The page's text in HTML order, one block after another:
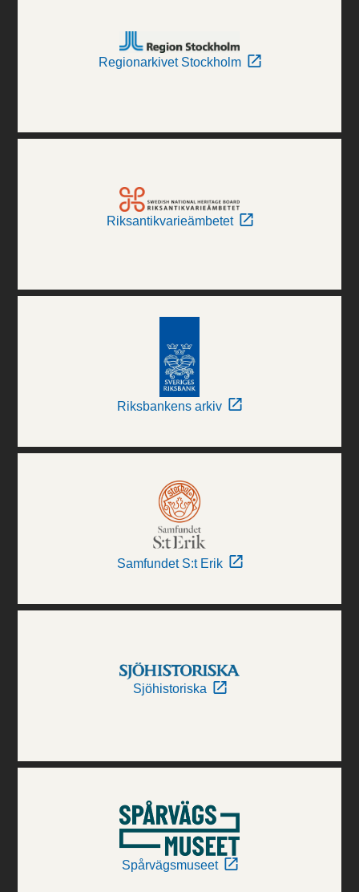
Regionarkivet Stockholm
Riksantikvarieämbetet
Riksbankens arkiv
Samfundet S:t Erik
Sjöhistoriska
Spårvägsmuseet